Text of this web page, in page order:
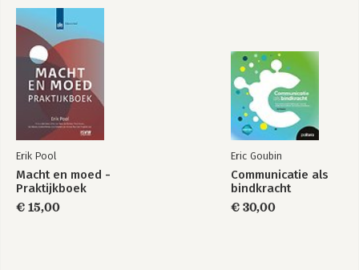
20 vragen &
antwoorden over
digitale
20 vragen &
antwoorden over
digitale
Nawoord 139
Noten 143
Erik Pool
Macht en moed -
Praktijkboek
€ 15,00
Eric Goubin
Communicatie als
bindkracht
€ 30,00